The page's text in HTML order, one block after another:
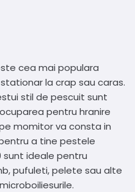
cea mai populara
la crap sau caras.
stil de pescuit sunt
pentru hranire
momitor va consta in
a tine pestele
sunt ideale pentru
pufuleti, pelete sau alte